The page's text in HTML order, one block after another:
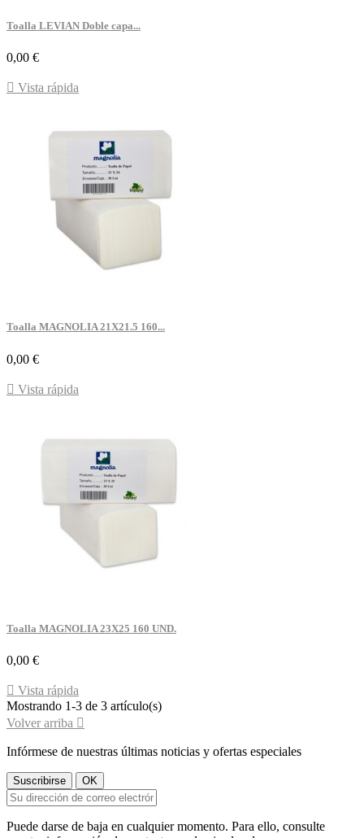
Toalla LEVIAN Doble capa...
Precio
0,00 €
 Vista rápida
Toalla MAGNOLIA 21X21.5 160...
Precio
0,00 €
 Vista rápida
Toalla MAGNOLIA 23X25 160 UND.
Precio
0,00 €
 Vista rápida
Mostrando 1-3 de 3 artículo(s)
Volver arriba 
Infórmese de nuestras últimas noticias y ofertas especiales
Puede darse de baja en cualquier momento. Para ello, consulte